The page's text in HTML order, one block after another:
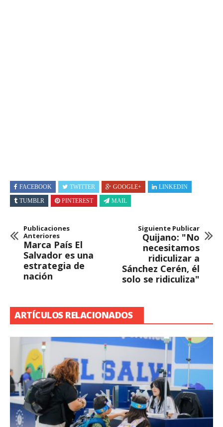
FACEBOOK TWITTER GOOGLE+
LINKEDIN
TUMBLR
PINTEREST MAIL
Publicaciones
Anteriores
Marca País El
Salvador es una
estrategia de
nación
Siguiente Publicar
Quijano: "No
necesitamos
ridiculizar a
Sánchez Cerén, él
solo se ridiculiza"
ARTÍCULOS RELACIONADOS